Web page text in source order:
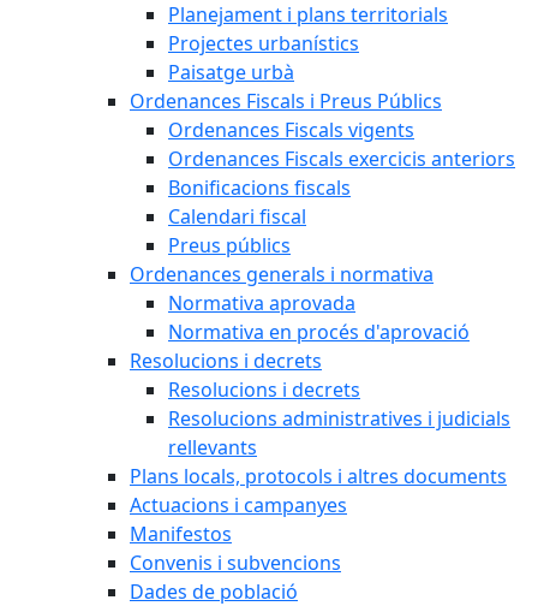
Planejament i plans territorials
Projectes urbanístics
Paisatge urbà
Ordenances Fiscals i Preus Públics
Ordenances Fiscals vigents
Ordenances Fiscals exercicis anteriors
Bonificacions fiscals
Calendari fiscal
Preus públics
Ordenances generals i normativa
Normativa aprovada
Normativa en procés d'aprovació
Resolucions i decrets
Resolucions i decrets
Resolucions administratives i judicials
rellevants
Plans locals, protocols i altres documents
Actuacions i campanyes
Manifestos
Convenis i subvencions
Dades de població